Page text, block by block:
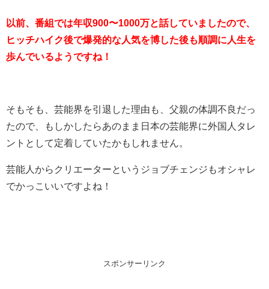
以前、番組では年収900〜1000万と話していましたので、
ヒッチハイク後で爆発的な人気を博した後も順調に人生を
歩んでいるようですね！
そもそも、芸能界を引退した理由も、父親の体調不良だっ
たので、もしかしたらあのまま日本の芸能界に外国人タレ
ントとして定着していたかもしれません。
芸能人からクリエーターというジョブチェンジもオシャレ
でかっこいいですよね！
スポンサーリンク